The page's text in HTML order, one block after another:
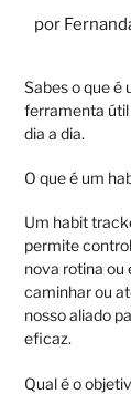
por
Sabes o que é
ferramenta útil
dia a dia.
O que é um
Um habit
permite
nova rotina ou
caminhar ou
nosso aliado
eficaz.
Qual é o